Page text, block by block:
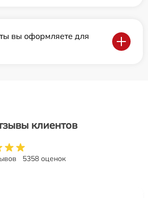
вы оформляете для
клиентов
5358 оценок